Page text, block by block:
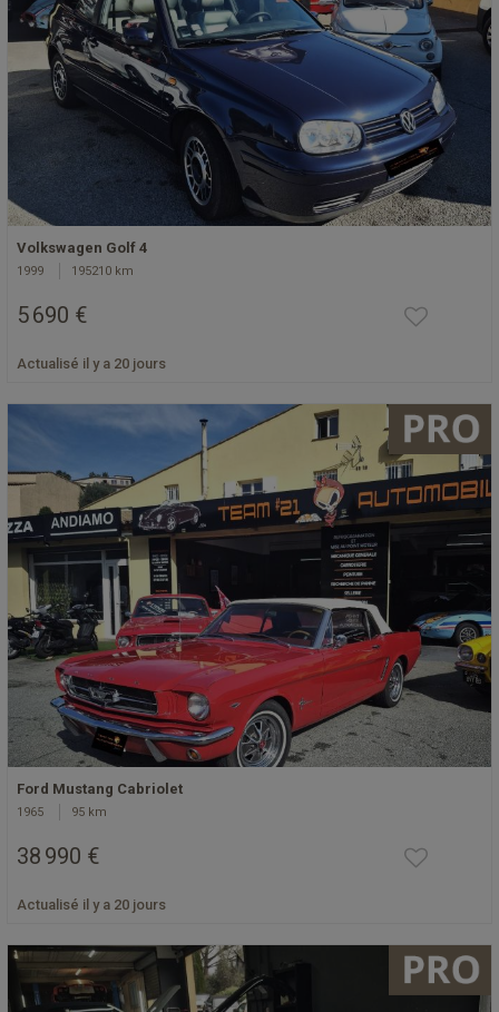
Volkswagen Golf 4
1999 195210 km
5 690 €
Actualisé il y a 20 jours
Ford Mustang Cabriolet
1965 95 km
38 990 €
Actualisé il y a 20 jours